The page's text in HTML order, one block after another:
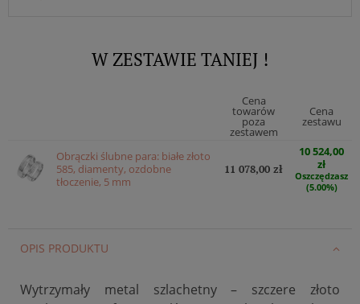
W ZESTAWIE TANIEJ !
Cena
towarów
poza
zestawem
Cena
zestawu
Obrączki ślubne para: białe złoto
585, diamenty, ozdobne
tłoczenie, 5 mm
11 078,00 zł
10 524,00
zł
Oszczędzasz
(5.00%)
OPIS PRODUKTU
Wytrzymały metal szlachetny – szczere złoto